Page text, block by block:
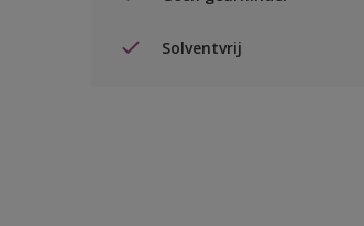
Solventvrij